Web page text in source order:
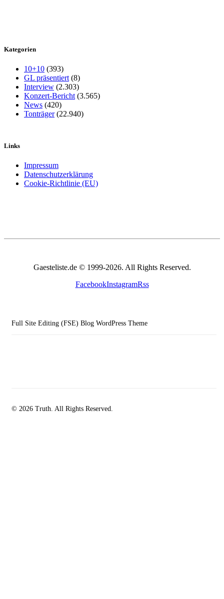
Kategorien
10+10 (393)
GL präsentiert (8)
Interview (2.303)
Konzert-Bericht (3.565)
News (420)
Tonträger(22.940)
Links
Impressum
Datenschutzerklärung
Cookie-Richtlinie (EU)
Gaesteliste.de © 1999-2026. All Rights Reserved.
FacebookInstagramRss
Full Site Editing (FSE) Blog WordPress Theme
© 2026 Truth. All Rights Reserved.